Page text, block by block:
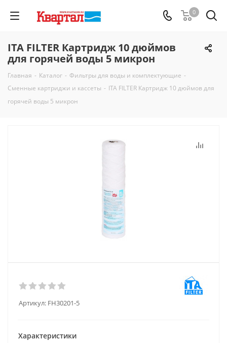
0
ITA FILTER Картридж 10 дюймов
для горячей воды 5 микрон
Главная - Каталог - Фильтры для воды и комплектующие -
Сменные картриджи и кассеты - ITA FILTER Картридж 10 дюймов для
горячей воды 5 микрон
Артикул: FH30201-5
Характеристики